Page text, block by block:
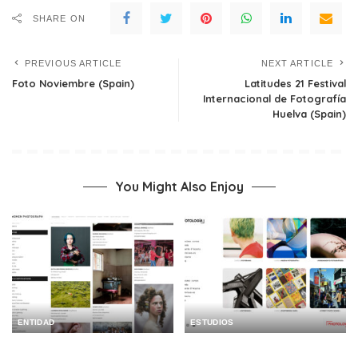
SHARE ON
PREVIOUS ARTICLE
Foto Noviembre (Spain)
NEXT ARTICLE
Latitudes 21 Festival
Internacional de Fotografía
Huelva (Spain)
You Might Also Enjoy
ENTIDAD ESTUDIOS